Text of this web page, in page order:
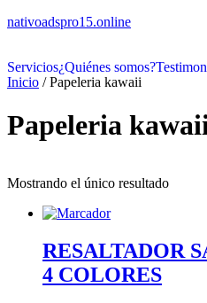
nativoadspro15.online
Servicios¿Quiénes somos?
Inicio / Papeleria kawaii
Papeleria
Mostrando el único resultado
RESALTADOR
4 COLORES